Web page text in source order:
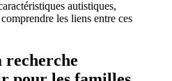
autistiques,
les liens entre ces
recherche